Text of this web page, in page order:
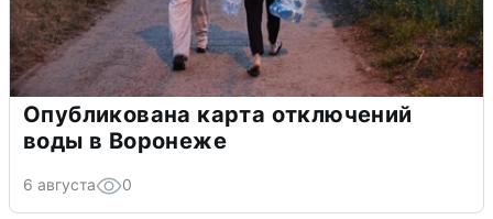
Опубликована карта отключений
воды в Воронеже
6 августа 0